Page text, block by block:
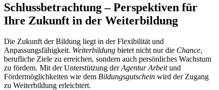
Schlussbetrachtung – Perspektiven für
Ihre Zukunft in der Weiterbildung
Die Zukunft der Bildung liegt in der Flexibilität und
Anpassungsfähigkeit. Weiterbildung bietet nicht nur die Chance,
berufliche Ziele zu erreichen, sondern auch persönliches Wachstum
zu fördern. Mit der Unterstützung derAgentur Arbeitund
Fördermöglichkeiten wie dem Bildungsgutschein wird der Zugang
zu Weiterbildung erleichtert.